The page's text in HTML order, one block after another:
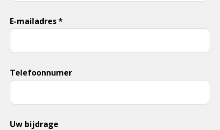
E-mailadres *
Telefoonnumer
Uw bijdrage